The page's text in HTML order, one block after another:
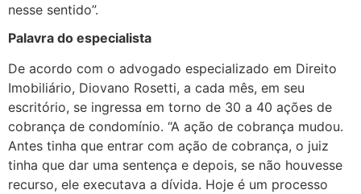
nesse sentido”.
Palavra do especialista
De acordo com o advogado especializado em Direito
Imobiliário, Diovano Rosetti, a cada mês, em seu
escritório, se ingressa em torno de 30 a 40 ações de
cobrança de condomínio. “A ação de cobrança mudou.
Antes tinha que entrar com ação de cobrança, o juiz
tinha que dar uma sentença e depois, se não houvesse
recurso, ele executava a dívida. Hoje é um processo